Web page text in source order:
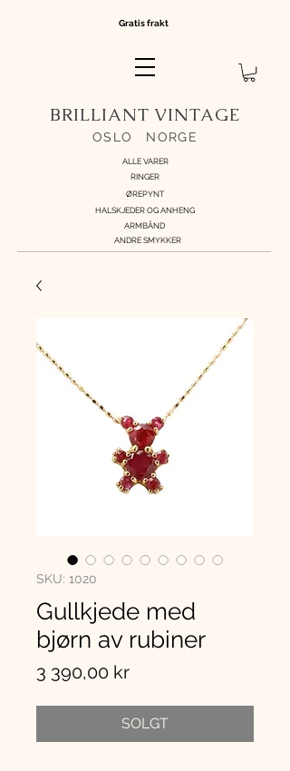
BRILLIANT VINTAGE
OSLO NORGE
Gratis frakt
ALLE VARER
RINGER
ØREPYNT
HALSKJEDER OG ANHENG
ARMBÅND
ANDRE SMYKKER
SKU: 1020
Gullkjede med
bjørn av rubiner
3 390,00 krPris
SOLGT